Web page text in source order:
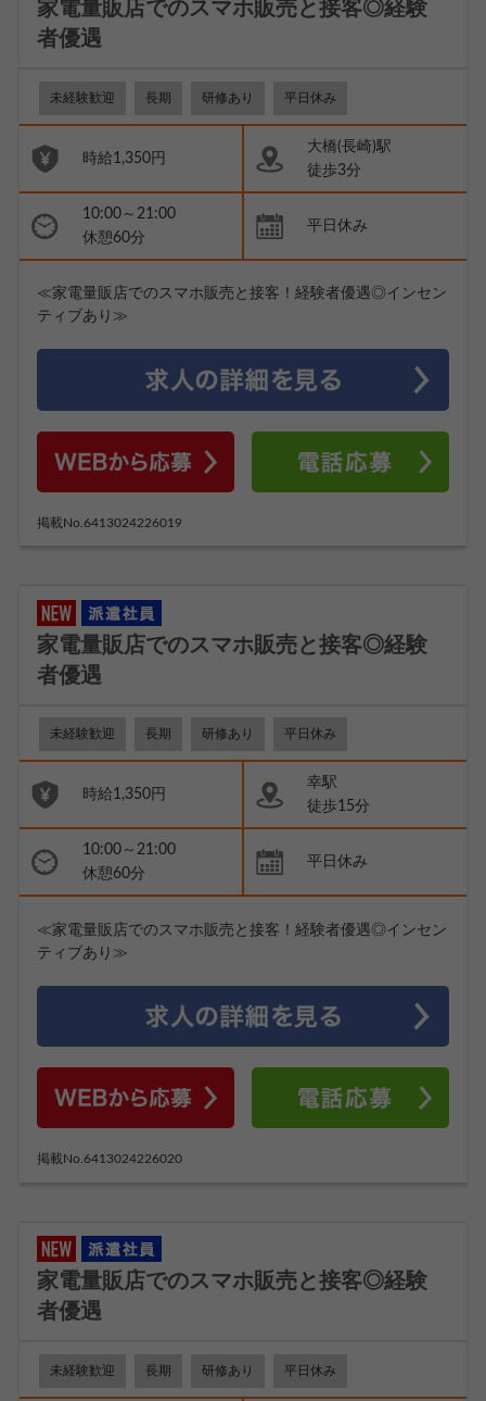
家電量販店でのスマホ販売と接客◎経験
者優遇
未経験歓迎 長期 研修あり 平日休み
時給1,350円
大橋(長崎)駅
徒歩3分
10:00～21:00
休憩60分
平日休み
≪家電量販店でのスマホ販売と接客！経験者優遇◎インセン
ティブあり≫
掲載No.6413024226019
家電量販店でのスマホ販売と接客◎経験
者優遇
未経験歓迎 長期 研修あり 平日休み
時給1,350円
幸駅
徒歩15分
10:00～21:00
休憩60分
平日休み
≪家電量販店でのスマホ販売と接客！経験者優遇◎インセン
ティブあり≫
掲載No.6413024226020
家電量販店でのスマホ販売と接客◎経験
者優遇
未経験歓迎 長期 研修あり 平日休み